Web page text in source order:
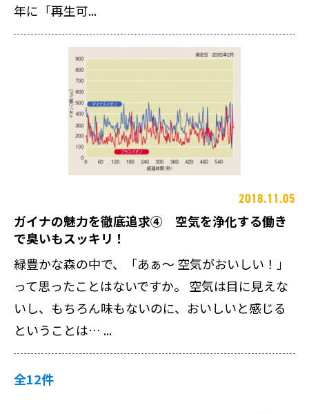
年に「再生可...
2018.11.05
ガイナの魅力を徹底追求④ 空気を浄化する働き
で臭いもスッキリ！
緑豊かな森の中で、「あぁ～ 空気がおいしい！」
って思ったことはないですか。 空気は目に見えな
いし、もちろん味もないのに、おいしいと感じる
ということは… ...
全12件